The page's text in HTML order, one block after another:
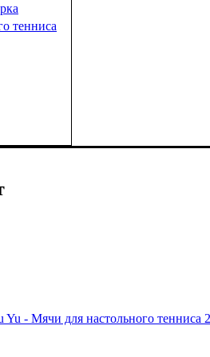
тенниса
- Мячи для настольного тенниса